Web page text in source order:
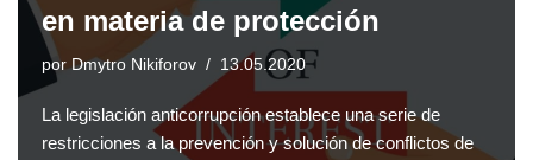
en materia de protección
porDmytro Nikiforov 13.05.2020
La legislación anticorrupción establece una serie de
restricciones a la prevención y solución de conflictos de